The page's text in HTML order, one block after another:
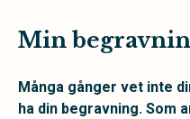
Min
Många gånger vet inte
ha din begravning. Som